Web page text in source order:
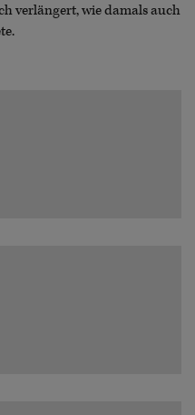
verlängert, wie damals auch